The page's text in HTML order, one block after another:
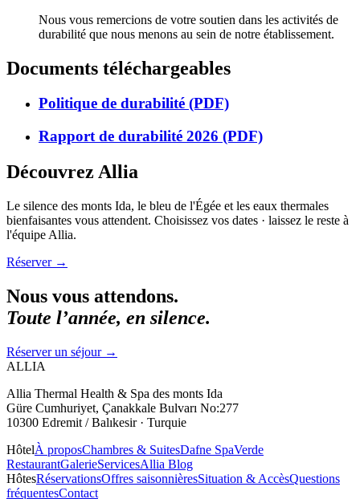
Nous vous remercions de votre soutien dans les activités de
durabilité que nous menons au sein de notre établissement.
Documents téléchargeables
Politique de durabilité (PDF)
Rapport de durabilité 2026 (PDF)
Découvrez Allia
Le silence des monts Ida, le bleu de l'Égée et les eaux thermales
bienfaisantes vous attendent. Choisissez vos dates · laissez le reste à
l'équipe Allia.
Réserver →
Nous vous attendons.
Toute l’année, en silence.
Réserver un séjour →
ALLIA
Allia Thermal Health & Spa des monts Ida
Güre Cumhuriyet, Çanakkale Bulvarı No:277
10300 Edremit / Balıkesir · Turquie
HôtelÀ proposChambres & SuitesDafne SpaVerde
RestaurantGalerieServicesAllia Blog
HôtesRéservationsOffres saisonnièresSituation & AccèsQuestions
fréquentesContact